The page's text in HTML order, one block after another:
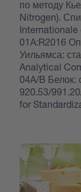
по методу
Nitrogen).
Internationale
01A:R2016
Уильямса:
Analytical
04A/B Белок:
920.53/
for